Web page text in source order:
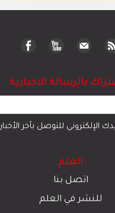
بالرسالة الاخبارية
الإلكتروني للتوصل بآخر الأخبار
العلم
اتصل بنا
للنشر في العلم